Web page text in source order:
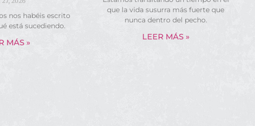
nos habéis escrito
está sucediendo.
MÁS »
que la vida susurra más fuerte que
nunca dentro del pecho.
LEER MÁS »